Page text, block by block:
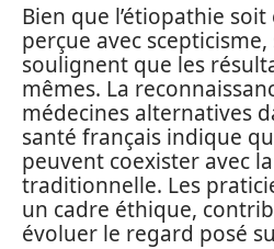
Bien que l’étiopathie
perçue avec
soulignent que les
mêmes. La
médecines alternatives
santé français indique
peuvent coexister avec
traditionnelle. Les
un cadre éthique,
évoluer le regard posé